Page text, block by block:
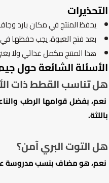
التحذيرات
يحفظ المنتج في مكان بارد
بعد فتح العبوة، يجب حفظها في الثلاجة
هذا المنتج مكمل غذائي ولا
الأسئلة الشائعة حول
هل تناسب القطط ذات
نعم، بفضل قوامها الرطب
باللثة.
هل التوت البري آمن؟
نعم، هو مضاف بنسب مدروسة